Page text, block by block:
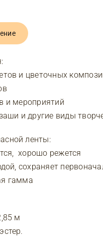
и цветочных
и мероприятий
и другие виды
ленты:
хорошо режется
сохраняет
гамма
м